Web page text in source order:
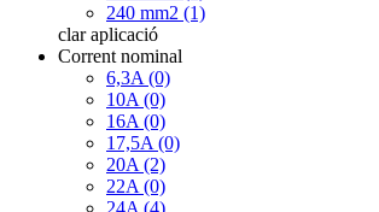
240 mm2 (1)
clar aplicació
Corrent nominal
6,3A (0)
10A (0)
16A (0)
17,5A (0)
20A (2)
22A (0)
24A (4)